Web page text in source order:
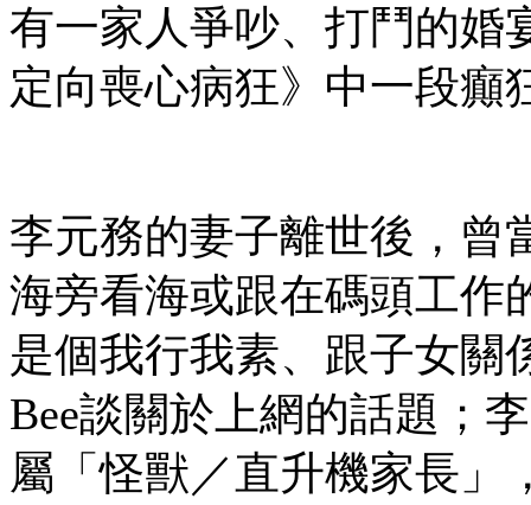
有一家人爭吵、打鬥的婚
定向喪心病狂》中一段癲
李元務的妻子離世後，曾
海旁看海或跟在碼頭工作
是個我行我素、跟子女關
Bee談關於上網的話題；
屬「怪獸／直升機家長」